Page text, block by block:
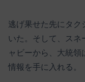
逃げ果せた先にタク
いた。そして、スネ
ャビーから、大統領
情報を手に入れる。